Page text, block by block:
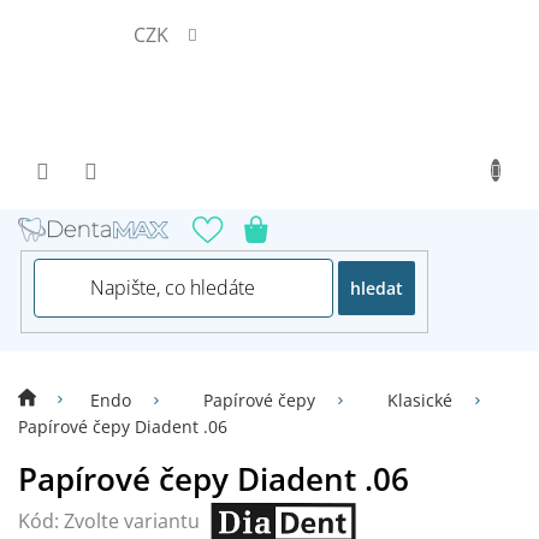
CZK
hledat
Endo Papírové čepy
Klasické
Papírové čepy Diadent .06
Papírové čepy Diadent .06
Kód: Zvolte variantu